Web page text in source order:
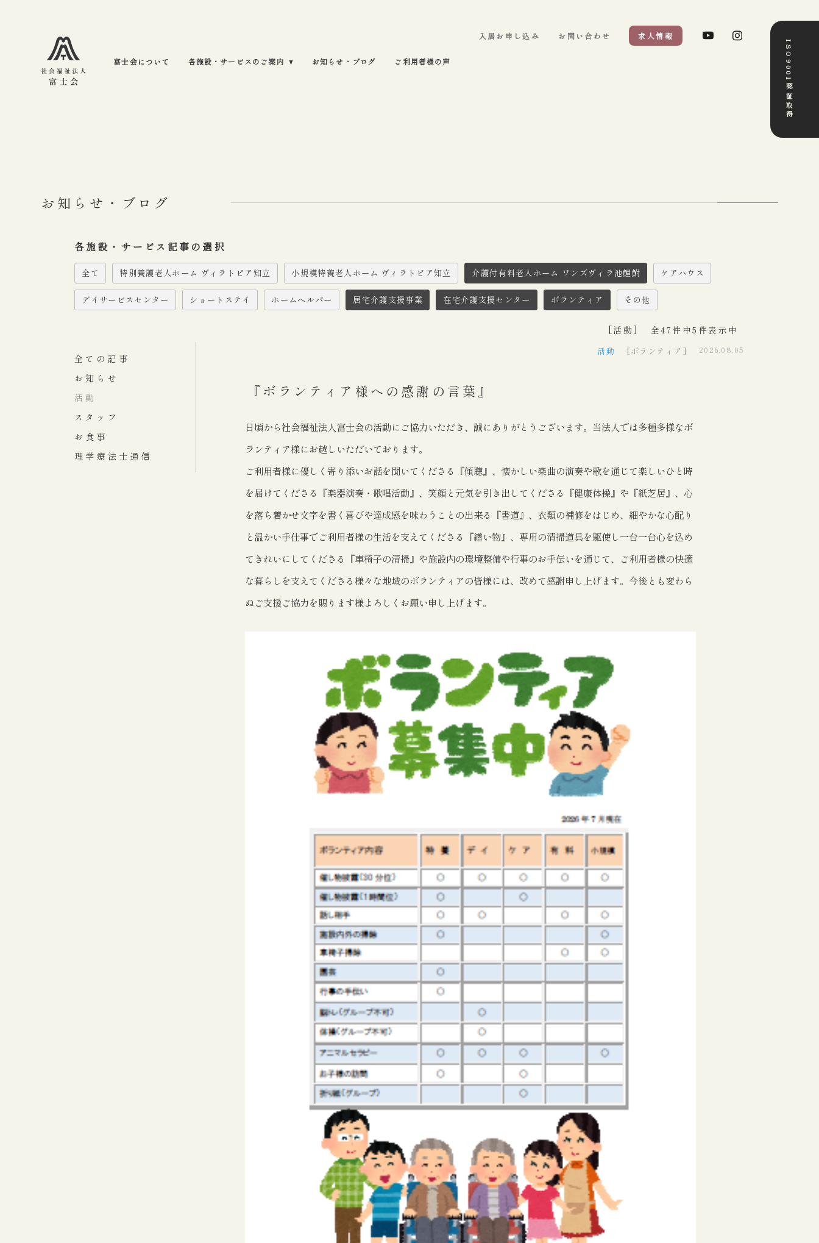
富士会について 各施設・サービスのご案内 お知らせ・ブログ ご利用者様の声
入居お申し込み お問い合わせ 求人情報
ISO9001認証取得
お知らせ・ブログ
各施設・サービス記事の選択
全て 特別養護老人ホーム ヴィラトピア知立 小規模特養老人ホーム ヴィラトピア知立 介護付有料老人ホーム ワンズヴィラ池鯉鮒 ケアハウス
デイサービスセンター ショートステイ ホームヘルパー 居宅介護支援事業 在宅介護支援センター ボランティア その他
[活動] 全47件中5件表示中
全ての記事
お知らせ
活動
スタッフ
お食事
理学療法士通信
活動 [ボランティア] 2026.08.05
『ボランティア様への感謝の言葉』
日頃から社会福祉法人富士会の活動にご協力いただき、誠にありがとうございます。当法人では多種多様なボ
ランティア様にお越しいただいております。
ご利用者様に優しく寄り添いお話を聞いてくださる『傾聴』、懐かしい楽曲の演奏や歌を通じて楽しいひと時
を届けてくださる『楽器演奏・歌唱活動』、笑顔と元気を引き出してくださる『健康体操』や『紙芝居』、心
を落ち着かせ文字を書く喜びや達成感を味わうことの出来る『書道』、衣類の補修をはじめ、細やかな心配り
と温かい手仕事でご利用者様の生活を支えてくださる『繕い物』、専用の清掃道具を駆使し一台一台心を込め
てきれいにしてくださる『車椅子の清掃』や施設内の環境整備や行事のお手伝いを通じて、ご利用者様の快適
な暮らしを支えてくださる様々な地域のボランティアの皆様には、改めて感謝申し上げます。今後とも変わら
ぬご支援ご協力を賜ります様よろしくお願い申し上げます。